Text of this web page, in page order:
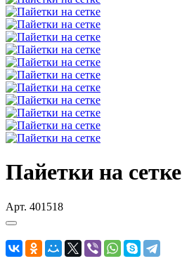
Пайетки на сетке
Арт. 401518